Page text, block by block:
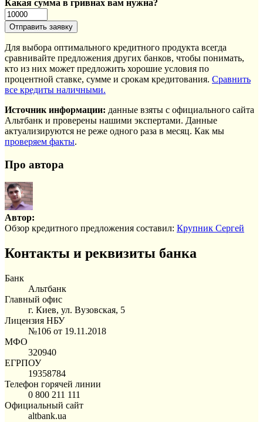
Какая сумма в гривнах вам нужна?
Для выбора оптимального кредитного продукта всегда
сравнивайте предложения других банков, чтобы понимать,
кто из них может предложить хорошие условия по
процентной ставке, сумме и срокам кредитования. Сравнить
все кредиты наличными.
Источник информации: данные взяты с официального сайта
Альтбанк и проверены нашими экспертами. Данные
актуализируются не реже одного раза в месяц. Как мы
проверяем факты.
Про автора
Автор:
Обзор кредитного предложения составил: Крупник Сергей
Контакты и реквизиты банка
Банк
Альтбанк
Главный офис
г. Киев, ул. Вузовская, 5
Лицензия НБУ
№106 от 19.11.2018
МФО
320940
ЕГРПОУ
19358784
Телефон горячей линии
0 800 211 111
Официальный сайт
altbank.ua